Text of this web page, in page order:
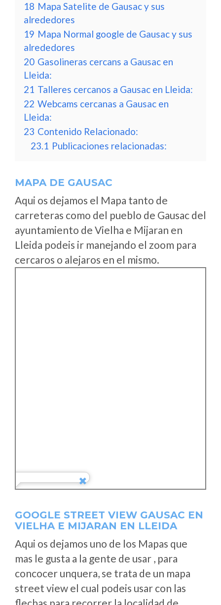
18 Mapa Satelite de Gausac y sus
alrededores
19 Mapa Normal google de Gausac y sus
alrededores
20 Gasolineras cercans a Gausac en
Lleida:
21 Talleres cercanos a Gausac en Lleida:
22 Webcams cercanas a Gausac en
Lleida:
23 Contenido Relacionado:
23.1 Publicaciones relacionadas:
MAPA DE GAUSAC
Aqui os dejamos el Mapa tanto de
carreteras como del pueblo de Gausac del
ayuntamiento de Vielha e Mijaran en
Lleida podeis ir manejando el zoom para
cercaros o alejaros en el mismo.
GOOGLE STREET VIEW GAUSAC EN
VIELHA E MIJARAN EN LLEIDA
Aqui os dejamos uno de los Mapas que
mas le gusta a la gente de usar , para
concocer unquera, se trata de un mapa
street view el cual podeis usar con las